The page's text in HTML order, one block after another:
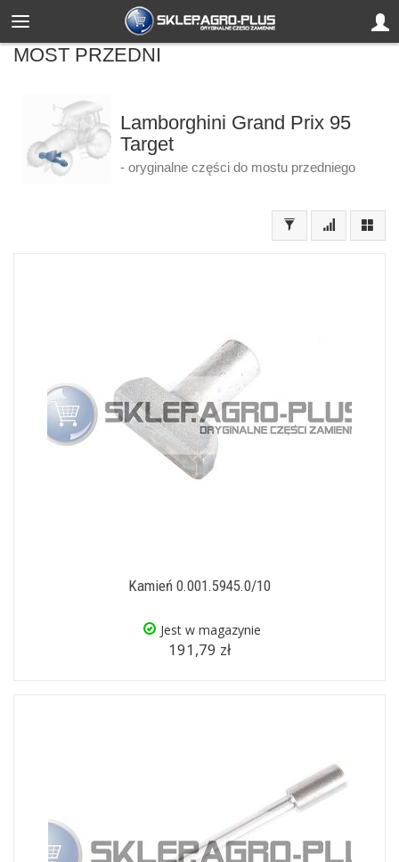
MOST PRZEDNI
Lamborghini Grand Prix 95
Target
- oryginalne części do mostu przedniego
Kamień 0.001.5945.0/10
Jest w magazynie
191,79 zł